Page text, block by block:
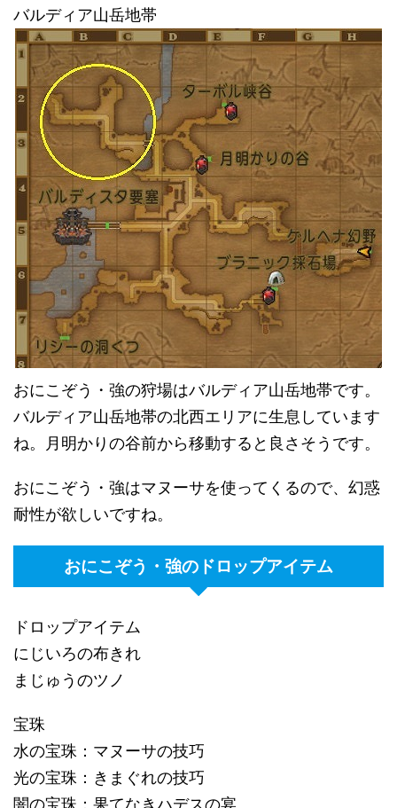
バルディア山岳地帯
おにこぞう・強の狩場はバルディア山岳地帯です。
バルディア山岳地帯の北西エリアに生息しています
ね。月明かりの谷前から移動すると良さそうです。
おにこぞう・強はマヌーサを使ってくるので、幻惑
耐性が欲しいですね。
おにこぞう・強のドロップアイテム
ドロップアイテム
にじいろの布きれ
まじゅうのツノ
宝珠
水の宝珠：マヌーサの技巧
光の宝珠：きまぐれの技巧
闇の宝珠：果てなきハデスの宴